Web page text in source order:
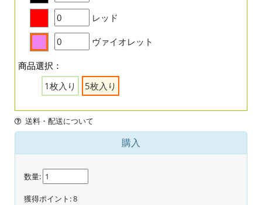
レッド
ヴァイオレット
商品選択：
1枚入り
5枚入り
送料・配送について
購入
数量:
獲得ポイント:8